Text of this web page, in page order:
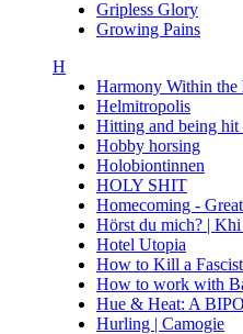
Gripless Glory
Growing Pains
H
Harmony Within the
Helmitropolis
Hitting and being hit
Hobby horsing
Holobiontinnen
HOLY SHIT
Homecoming -
Hörst du mich? | Khi
Hotel Utopia
How to Kill a Fascist
How to work with
Hue & Heat: A
Hurling | Camogie